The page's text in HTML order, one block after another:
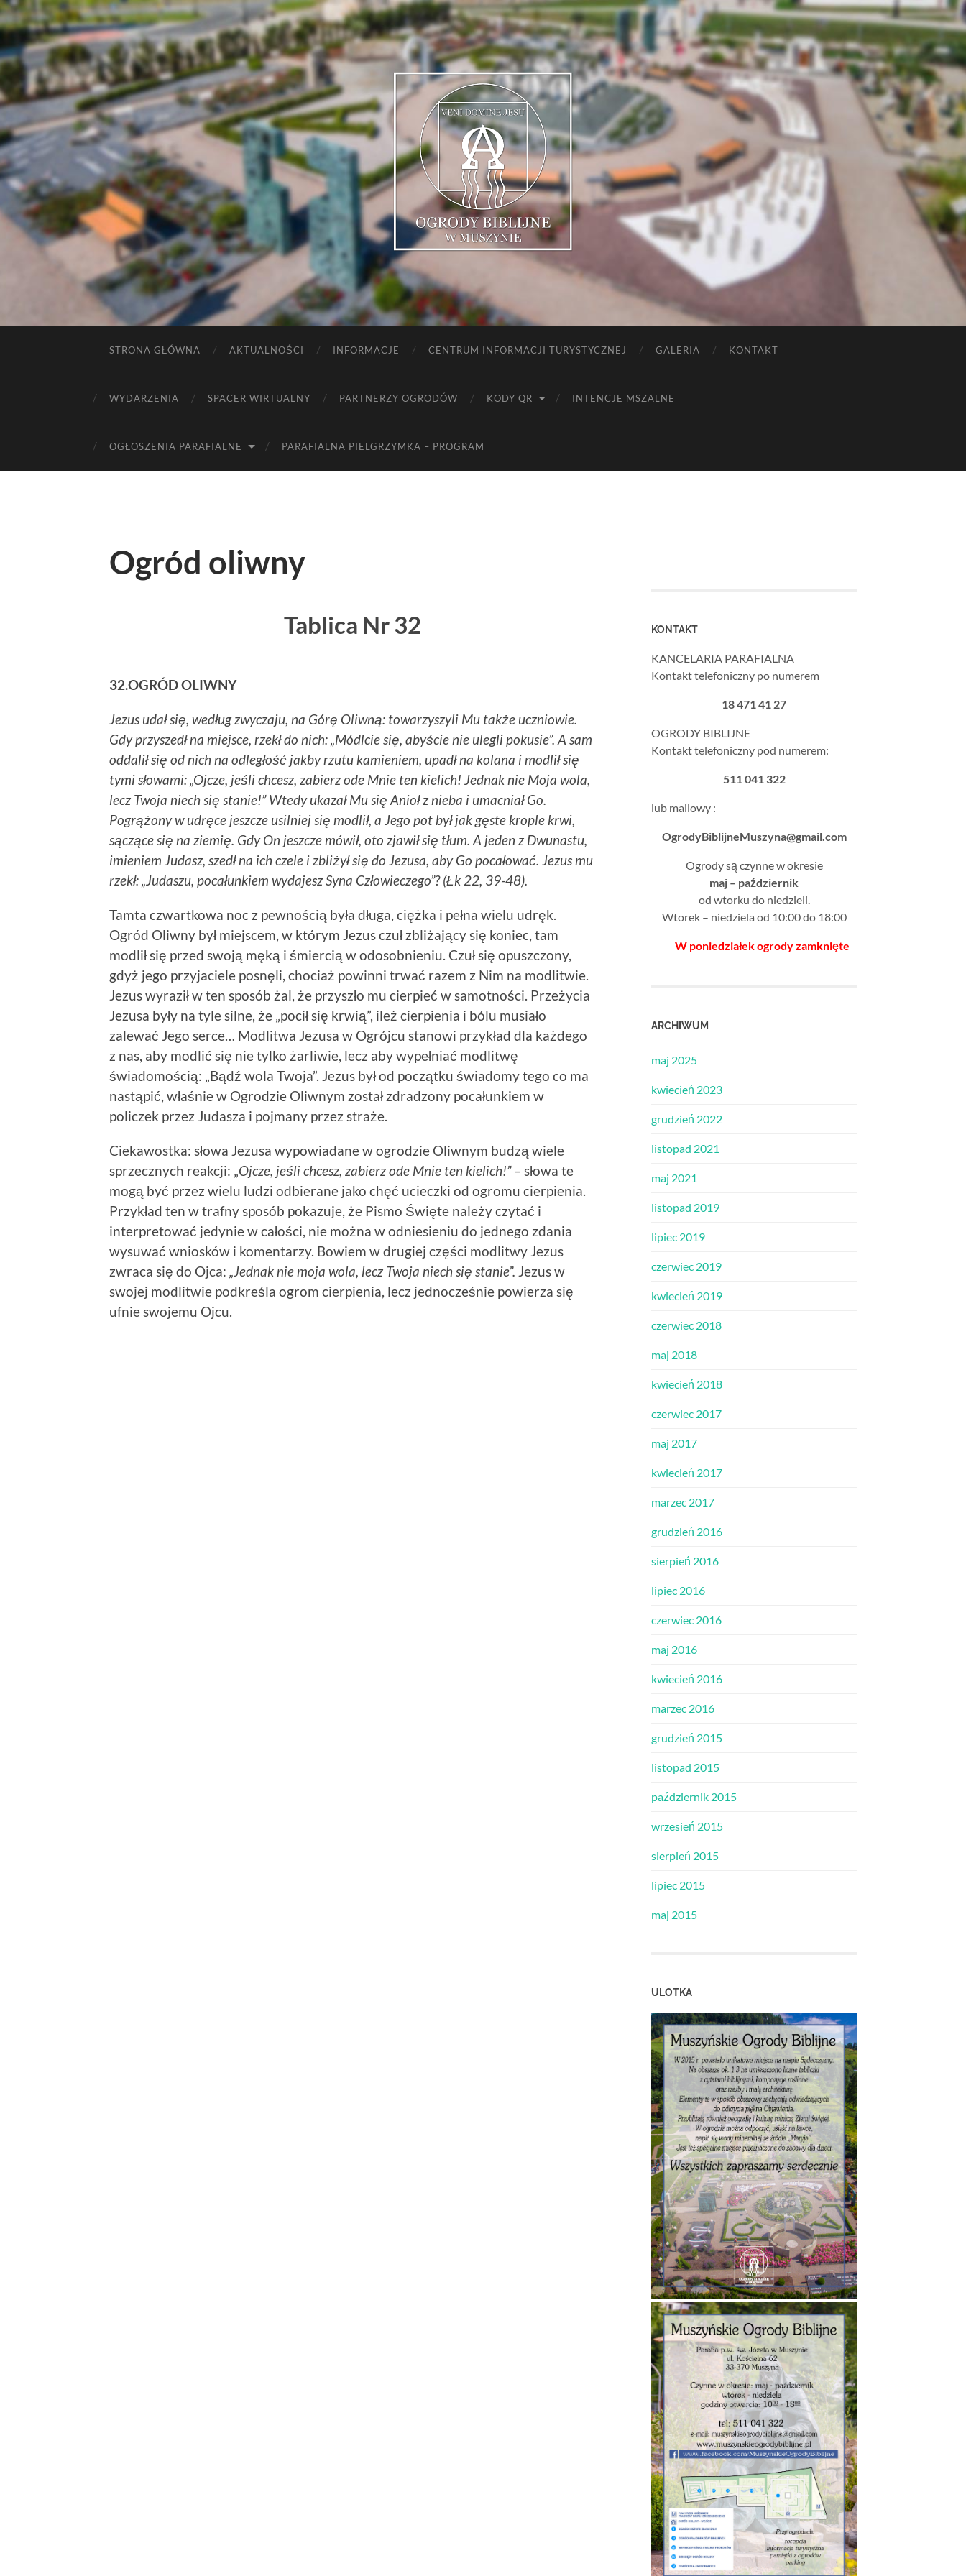
Muszyńskie
STRONA GŁÓWNA AKTUALNOŚCI INFORMACJE CENTRUM INFORMACJI TURYSTYCZNEJ GALERIA KONTAKT
WYDARZENIA SPACER WIRTUALNY PARTNERZY OGRODÓW KODY QR INTENCJE MSZALNE
OGŁOSZENIA PARAFIALNE PARAFIALNA PIELGRZYMKA – PROGRAM
Ogród oliwny
Tablica Nr 32
32.OGRÓD OLIWNY
Jezus udał się, według zwyczaju, na Górę Oliwną: towarzyszyli Mu także uczniowie.
Gdy przyszedł na miejsce, rzekł do nich: „Módlcie się, abyście nie ulegli pokusie”. A sam
oddalił się od nich na odległość jakby rzutu kamieniem, upadł na kolana i modlił się
tymi słowami: „Ojcze, jeśli chcesz, zabierz ode Mnie ten kielich! Jednak nie Moja wola,
lecz Twoja niech się stanie!” Wtedy ukazał Mu się Anioł z nieba i umacniał Go.
Pogrążony w udręce jeszcze usilniej się modlił, a Jego pot był jak gęste krople krwi,
sączące się na ziemię. Gdy On jeszcze mówił, oto zjawił się tłum. A jeden z Dwunastu,
imieniem Judasz, szedł na ich czele i zbliżył się do Jezusa, aby Go pocałować. Jezus mu
rzekł: „Judaszu, pocałunkiem wydajesz Syna Człowieczego”? (Łk 22, 39-48).
Tamta czwartkowa noc z pewnością była długa, ciężka i pełna wielu udręk.
Ogród Oliwny był miejscem, w którym Jezus czuł zbliżający się koniec, tam
modlił się przed swoją męką i śmiercią w odosobnieniu. Czuł się opuszczony,
gdyż jego przyjaciele posnęli, chociaż powinni trwać razem z Nim na modlitwie.
Jezus wyraził w ten sposób żal, że przyszło mu cierpieć w samotności. Przeżycia
Jezusa były na tyle silne, że „pocił się krwią”, ileż cierpienia i bólu musiało
zalewać Jego serce… Modlitwa Jezusa w Ogrójcu stanowi przykład dla każdego
z nas, aby modlić się nie tylko żarliwie, lecz aby wypełniać modlitwę
świadomością: „Bądź wola Twoja”. Jezus był od początku świadomy tego co ma
nastąpić, właśnie w Ogrodzie Oliwnym został zdradzony pocałunkiem w
policzek przez Judasza i pojmany przez straże.
Ciekawostka: słowa Jezusa wypowiadane w ogrodzie Oliwnym budzą wiele
sprzecznych reakcji: „ Ojcze, jeśli chcesz, zabierz ode Mnie ten kielich!” – słowa te
mogą być przez wielu ludzi odbierane jako chęć ucieczki od ogromu cierpienia.
Przykład ten w trafny sposób pokazuje, że Pismo Święte należy czytać i
interpretować jedynie w całości, nie można w odniesieniu do jednego zdania
wysuwać wniosków i komentarzy. Bowiem w drugiej części modlitwy Jezus
zwraca się do Ojca: „Jednak nie moja wola, lecz Twoja niech się stanie”. Jezus w
swojej modlitwie podkreśla ogrom cierpienia, lecz jednocześnie powierza się
ufnie swojemu Ojcu.
KONTAKT
KANCELARIA PARAFIALNA
Kontakt telefoniczny po numerem
18 471 41 27
OGRODY BIBLIJNE
Kontakt telefoniczny pod numerem:
511 041 322
lub mailowy :
OgrodyBiblijneMuszyna@gmail.com
Ogrody są czynne w okresie
maj – październik
od wtorku do niedzieli.
Wtorek – niedziela od 10:00 do 18:00
W poniedziałek ogrody zamknięte
ARCHIWUM
maj 2025
kwiecień 2023
grudzień 2022
listopad 2021
maj 2021
listopad 2019
lipiec 2019
czerwiec 2019
kwiecień 2019
czerwiec 2018
maj 2018
kwiecień 2018
czerwiec 2017
maj 2017
kwiecień 2017
marzec 2017
grudzień 2016
sierpień 2016
lipiec 2016
czerwiec 2016
maj 2016
kwiecień 2016
marzec 2016
grudzień 2015
listopad 2015
październik 2015
wrzesień 2015
sierpień 2015
lipiec 2015
maj 2015
ULOTKA